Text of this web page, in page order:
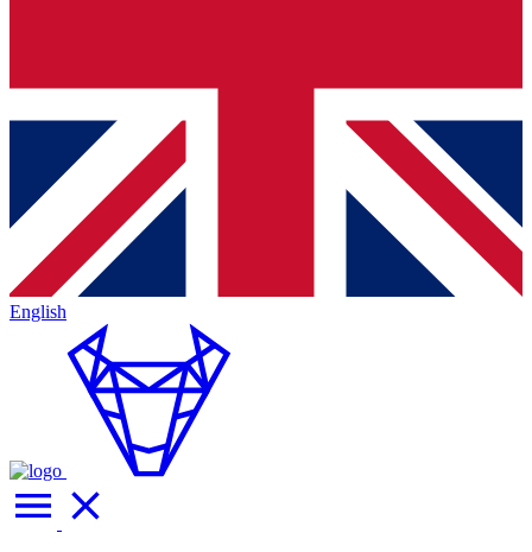
English